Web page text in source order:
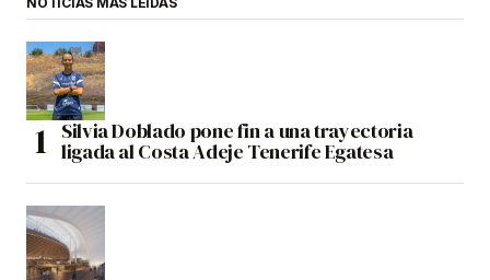
Silvia Doblado pone fin a una trayectoria
ligada al Costa Adeje Tenerife Egatesa